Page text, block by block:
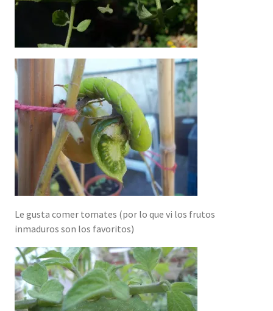
Le gusta comer tomates (por lo que vi los frutos
inmaduros son los favoritos)